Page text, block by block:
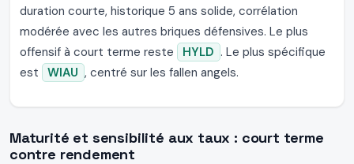
duration courte, historique 5 ans solide, corrélation
modérée avec les autres briques défensives. Le plus
offensif à court terme reste
HYLD . Le plus spécifique
est
WIAU , centré sur les fallen angels.
Maturité et sensibilité aux taux : court terme
contre rendement